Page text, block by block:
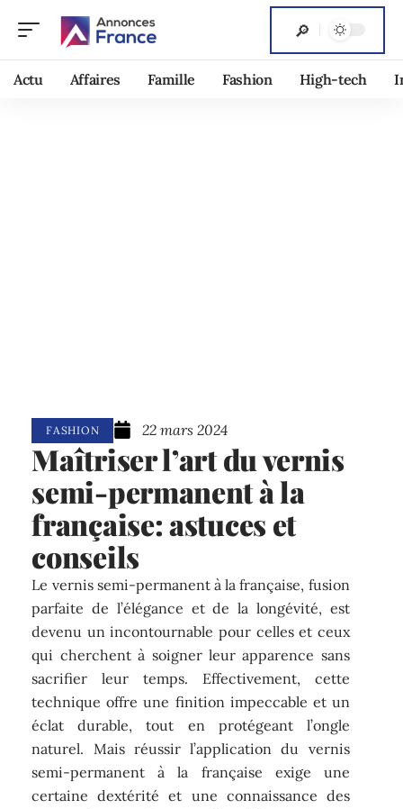
Actu Affaires Famille Fashion High-tech
FASHION 22 mars 2024
Maîtriser l’art du vernis
semi-permanent à la
française: astuces et
conseils
Le vernis semi-permanent à la française, fusion
parfaite de l’élégance et de la longévité, est
devenu un incontournable pour celles et ceux
qui cherchent à soigner leur apparence sans
sacrifier leur temps. Effectivement, cette
technique offre une finition impeccable et un
éclat durable, tout en protégeant l’ongle
naturel. Mais réussir l’application du vernis
semi-permanent à la française exige une
certaine dextérité et une connaissance des